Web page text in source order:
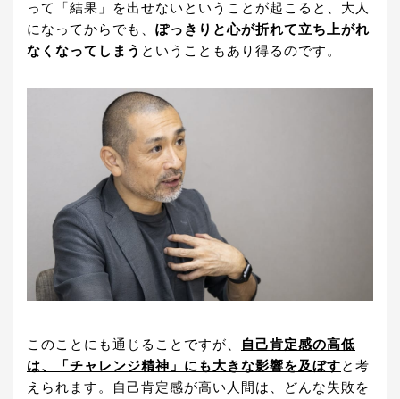
って「結果」を出せないということが起こると、大人
になってからでも、 ぽっきりと心が折れて立ち上がれ
なくなってしまう ということもあり得るのです。
このことにも通じることですが、
自己肯定感の高低
は、「チャレンジ精神」にも大きな影響を及ぼすと考
えられます。自己肯定感が高い人間は、どんな失敗を